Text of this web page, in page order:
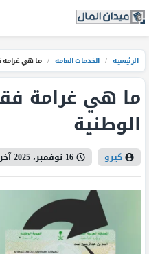
الرئيسية / الخدمات العامة / ما هي غرامة
ما هي غرامة
الوطنية
كيرو 16 نوفمبر، 2025